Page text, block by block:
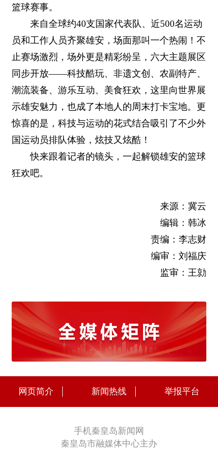
篮球赛事。
来自全球约40支国家代表队、近500名运动
员和工作人员齐聚雄安，场面那叫一个热闹！不
止赛场激烈，场外更是精彩纷呈，六大主题展区
同步开放——科技酷玩、非遗文创、农副特产、
潮流装备、游乐互动、美食狂欢，这里向世界展
示雄安魅力，也成了本地人的周末打卡宝地。更
惊喜的是，科技与运动的花式结合吸引了不少外
国运动员排队体验，炫技又炫酷！
快来跟着记者的镜头，一起解锁雄安的篮球
狂欢吧。
来源：冀云
编辑：韩冰
责编：李志财
编审：刘福庆
监审：王勍
网页简介 新闻热线 举报平台
手机秦皇岛新闻网
秦皇岛市融媒体中心主办